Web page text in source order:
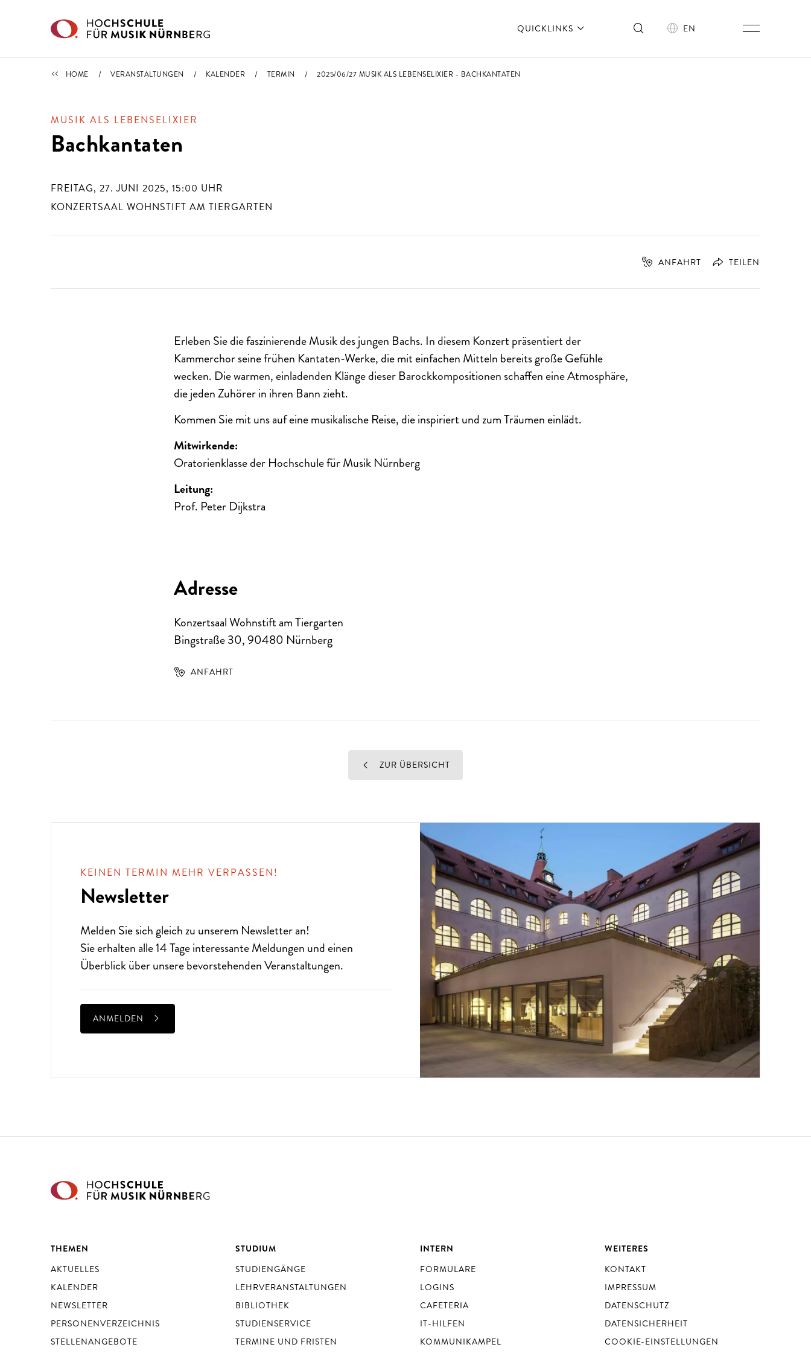
QUICKLINKS EN
TERMINE
HOME VERANSTALTUNGEN KALENDER TERMIN 2025/06/27 MUSIK ALS LEBENSELIXIER - BACHKANTATEN
MUSIK ALS LEBENSELIXIER
Bachkantaten
FREITAG, 27. JUNI 2025, 15:00 UHR
KONZERTSAAL WOHNSTIFT AM TIERGARTEN
ANFAHRT TEILEN
Erleben Sie die faszinierende Musik des jungen Bachs. In diesem Konzert präsentiert der
Kammerchor seine frühen Kantaten-Werke, die mit einfachen Mitteln bereits große Gefühle
wecken. Die warmen, einladenden Klänge dieser Barockkompositionen schaffen eine Atmosphäre,
die jeden Zuhörer in ihren Bann zieht.
Kommen Sie mit uns auf eine musikalische Reise, die inspiriert und zum Träumen einlädt.
Mitwirkende:
Oratorienklasse der Hochschule für Musik Nürnberg
Leitung:
Prof. Peter Dijkstra
Adresse
Konzertsaal Wohnstift am Tiergarten
Bingstraße 30,90480 Nürnberg
ANFAHRT
ZUR ÜBERSICHT
KEINEN TERMIN MEHR VERPASSEN!
Newsletter
Melden Sie sich gleich zu unserem Newsletteran!
Sie erhalten alle 14 Tage interessante Meldungen und einen
Überblick über unsere bevorstehenden Veranstaltungen.
ANMELDEN
THEMEN
AKTUELLES
KALENDER
NEWSLETTER
PERSONENVERZEICHNIS
STELLENANGEBOTE
STUDIUM
STUDIENGÄNGE
LEHRVERANSTALTUNGEN
BIBLIOTHEK
STUDIENSERVICE
TERMINE UND FRISTEN
INTERN
FORMULARE
LOGINS
CAFETERIA
IT-HILFEN
KOMMUNIKAMPEL
WEITERES
KONTAKT
IMPRESSUM
DATENSCHUTZ
DATENSICHERHEIT
COOKIE-EINSTELLUNGEN